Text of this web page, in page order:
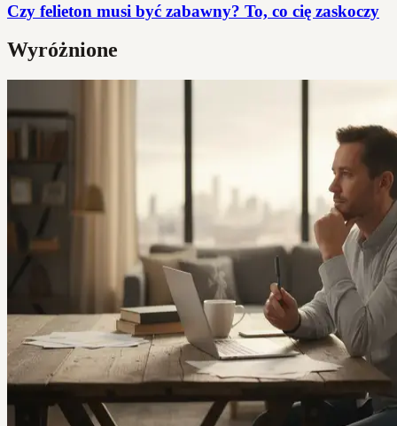
Czy felieton musi być zabawny? To, co cię zaskoczy
Wyróżnione